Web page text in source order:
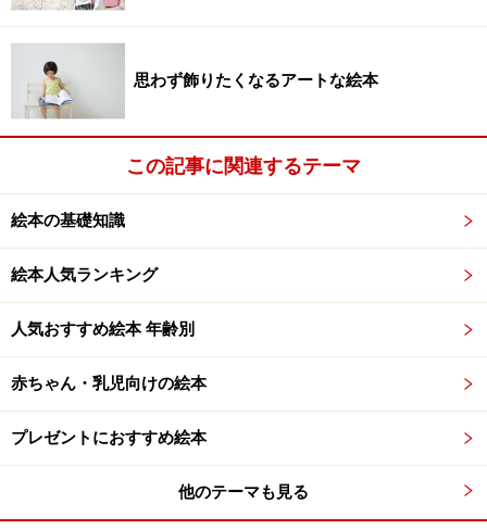
思わず飾りたくなるアートな絵本
この記事に関連するテーマ
絵本の基礎知識
絵本人気ランキング
人気おすすめ絵本 年齢別
赤ちゃん・乳児向けの絵本
プレゼントにおすすめ絵本
他のテーマも見る